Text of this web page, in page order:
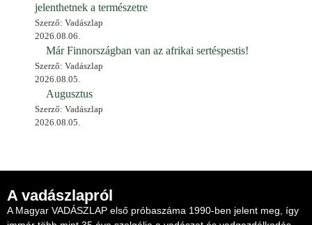
jelenthetnek a természetre
Szerző: Vadászlap
2026.08.06.
Már Finnországban van az afrikai sertéspestis!
Szerző: Vadászlap
2026.08.05.
Augusztus
Szerző: Vadászlap
2026.08.05.
A vadászlapról
A Magyar VADÁSZLAP első próbaszáma 1990-ben jelent meg, így